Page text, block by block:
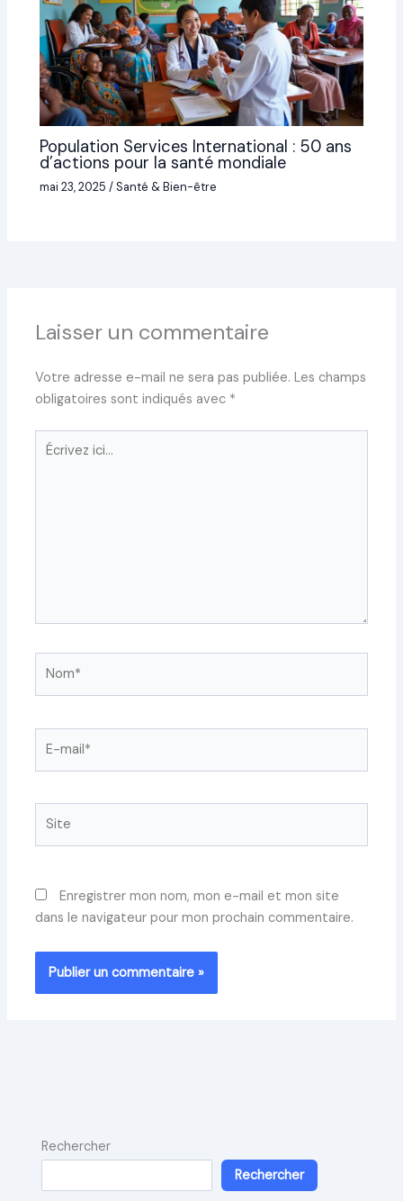
Population Services International : 50 ans
d’actions pour la santé mondiale
mai 23, 2025/Santé & Bien-être
Laisser un commentaire
Votre adresse e-mail ne sera pas publiée. Les champs
obligatoires sont indiqués avec *
Écrivez
mail*
Enregistrer mon nom, mon e-mail et mon site
dans le navigateur pour mon prochain commentaire.
Rechercher
Rechercher